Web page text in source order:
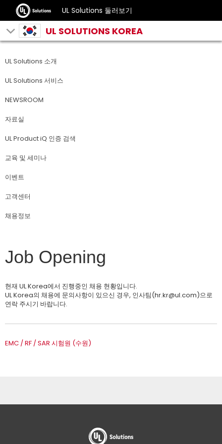
UL Solutions 둘러보기
UL SOLUTIONS KOREA
UL Solutions 소개
UL Solutions 서비스
NEWSROOM
자료실
UL Product iQ 인증 검색
교육 및 세미나
이벤트
고객센터
채용정보
Job Opening
현재 UL Korea에서 진행중인 채용 현황입니다.
UL Korea의 채용에 문의사항이 있으신 경우, 인사팀(hr.kr@ul.com)으로
연락 주시기 바랍니다.
EMC / RF / SAR 시험원 (수원)